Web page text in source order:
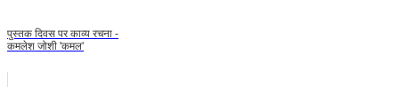
पुस्तक दिवस पर काव्य रचना -
कमलेश जोशी 'कमल'